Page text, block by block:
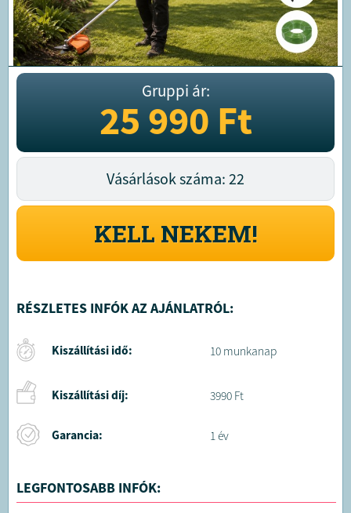
Gruppi ár:
25 990Ft
Vásárlások száma: 22
KELL NEKEM!
RÉSZLETES INFÓK AZ AJÁNLATRÓL:
Kiszállítási idő: 10 munkanap
Kiszállítási díj: 3990 Ft
Garancia: 1 év
LEGFONTOSABB INFÓK: